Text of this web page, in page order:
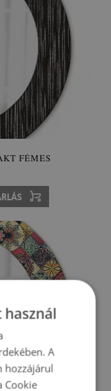
FÉMES
A
hozzájárul
Cookie